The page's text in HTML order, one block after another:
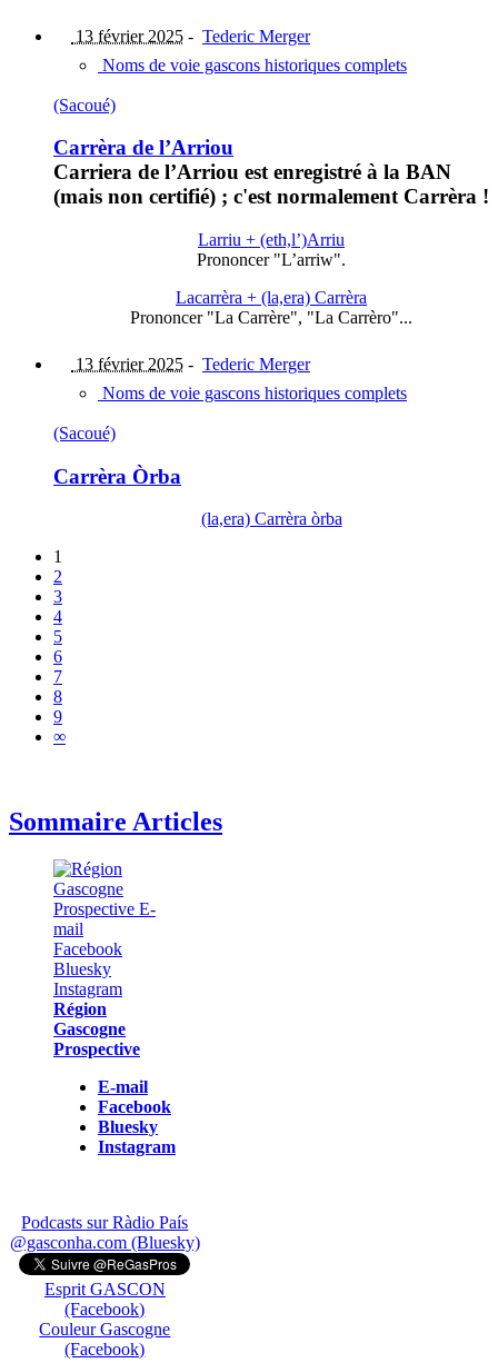
13 février 2025 - Tederic Merger
Noms de voie gascons historiques complets
(Sacoué)
Carrèra de l’Arriou
Carriera de l’Arriou est enregistré à la BAN
(mais non certifié) ; c'est normalement Carrèra !
Larriu + (eth,l’)Arriu
Prononcer "L’arriw".
Lacarrèra + (la,era) Carrèra
Prononcer "La Carrère", "La Carrèro"...
13 février 2025 - Tederic Merger
Noms de voie gascons historiques complets
(Sacoué)
Carrèra Òrba
(la,era) Carrèra òrba
1
2
3
4
5
6
7
8
9
∞
Sommaire Articles
Région
Gascogne
Prospective
E-mail
Facebook
Bluesky
Instagram
Podcasts sur Ràdio País
@gasconha.com (Bluesky)
Esprit GASCON
(Facebook)
Couleur Gascogne
(Facebook)